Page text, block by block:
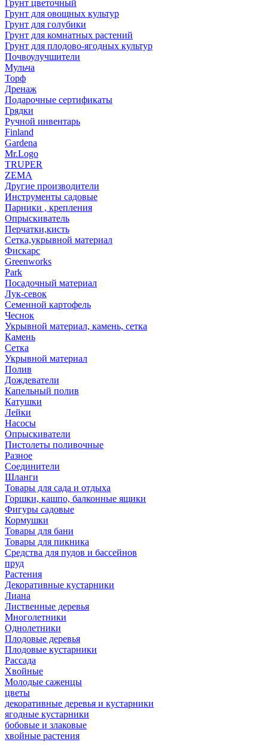
Грунт цветочный
Грунт для овощных культур
Грунт для голубики
Грунт для комнатных растений
Грунт для плодово-ягодных культур
Почвоулучшители
Мульча
Торф
Дренаж
Подарочные сертификаты
Грядки
Ручной инвентарь
Finland
Gardena
Mr.Logo
TRUPER
ZEMA
Другие производители
Инструменты садовые
Парники , крепления
Опрыскиватель
Перчатки,кисть
Сетка,укрывной материал
Фискарс
Greenworks
Park
Посадочный материал
Лук-севок
Семенной картофель
Чеснок
Укрывной материал, камень, сетка
Камень
Сетка
Укрывной материал
Полив
Дождеватели
Капельный полив
Катушки
Лейки
Насосы
Опрыскиватели
Пистолеты поливочные
Разное
Соединители
Шланги
Товары для сада и отдыха
Горшки, кашпо, балконные ящики
Фигуры садовые
Кормушки
Товары для бани
Товары для пикника
Средства для пудов и бассейнов
пруд
Растения
Декоративные кустарники
Лиана
Лиственные деревья
Многолетники
Однолетники
Плодовые деревья
Плодовые кустарники
Рассада
Хвойные
Молодые саженцы
цветы
декоративные деревья и кустарники
ягодные кустарники
бобовые и злаковые
хвойные растения